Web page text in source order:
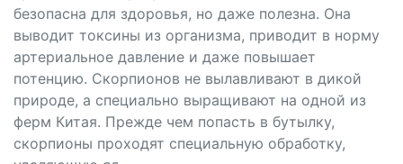
безопасна для здоровья, но даже полезна. Она
выводит токсины из организма, приводит в норму
артериальное давление и даже повышает
потенцию. Скорпионов не вылавливают в дикой
природе, а специально выращивают на одной из
ферм Китая. Прежде чем попасть в бутылку,
скорпионы проходят специальную обработку,